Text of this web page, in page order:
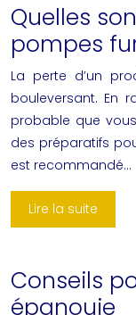
Quelles
pompes
La perte d’un
bouleversant. En
probable que
des préparatifs
est recommandé…
Lire la suite
Conseils
épanouie